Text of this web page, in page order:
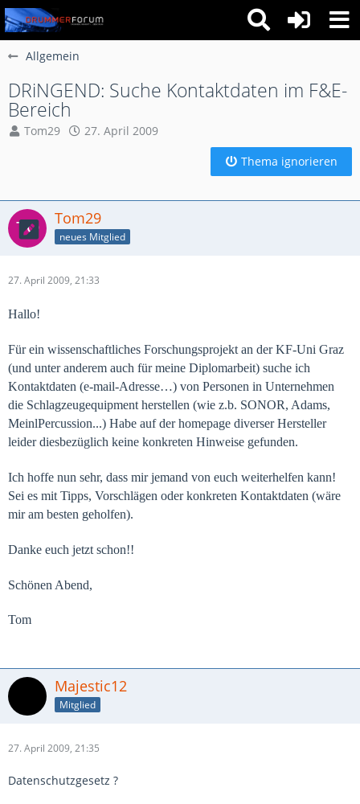
Allgemein
DRiNGEND: Suche Kontaktdaten im F&E-
Bereich
Tom29
27. April 2009
Thema ignorieren
Tom29
neues Mitglied
27. April 2009, 21:33
Hallo!
Für ein wissenschaftliches Forschungsprojekt an der KF-Uni Graz
(und unter anderem auch für meine Diplomarbeit) suche ich
Kontaktdaten (e-mail-Adresse…) von Personen in Unternehmen
die Schlagzeugequipment herstellen (wie z.b. SONOR, Adams,
MeinlPercussion...) Habe auf der homepage diverser Hersteller
leider diesbezüglich keine konkreten Hinweise gefunden.
Ich hoffe nun sehr, dass mir jemand von euch weiterhelfen kann!
Sei es mit Tipps, Vorschlägen oder konkreten Kontaktdaten (wäre
mir am besten geholfen).
Danke euch jetzt schon!!
Schönen Abend,
Tom
Majestic12
Mitglied
27. April 2009, 21:35
Datenschutzgesetz ?